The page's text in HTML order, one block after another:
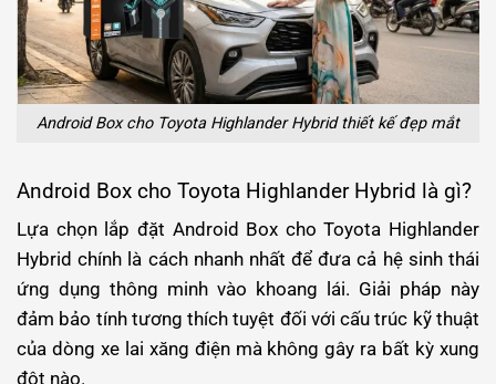
Android Box cho Toyota Highlander Hybrid thiết kế đẹp mắt
Android Box cho Toyota Highlander Hybrid là gì?
Lựa chọn lắp đặt Android Box cho Toyota Highlander
Hybrid chính là cách nhanh nhất để đưa cả hệ sinh thái
ứng dụng thông minh vào khoang lái. Giải pháp này
đảm bảo tính tương thích tuyệt đối với cấu trúc kỹ thuật
của dòng xe lai xăng điện mà không gây ra bất kỳ xung
đột nào.